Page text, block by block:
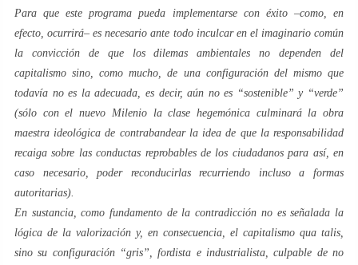
Para que este programa pueda implementarse con éxito –como, en
efecto, ocurrirá– es necesario ante todo inculcar en el imaginario común
la convicción de que los dilemas ambientales no dependen del
capitalismo sino, como mucho, de una configuración del mismo que
todavía no es la adecuada, es decir, aún no es “sostenible” y “verde”
(sólo con elnuevo Mileniola clase hegemónica culminará la obra
maestra ideológica de contrabandear la idea de que la responsabilidad
recaiga sobre las conductas reprobables de los ciudadanos para así, en
caso necesario, poder reconducirlas recurriendo incluso a formas
autoritarias).
En sustancia, como fundamento de la contradicción no es señalada la
lógica de la valorización y, en consecuencia, el capitalismo qua talis
sino su configuración “gris”,fordista e industrialista , culpable de no